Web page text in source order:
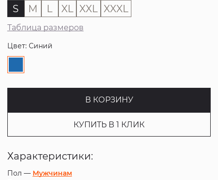
S M L XL XXL XXXL
Таблица размеров
Цвет: Синий
В КОРЗИНУ
КУПИТЬ В 1 КЛИК
Характеристики:
Пол — Мужчинам